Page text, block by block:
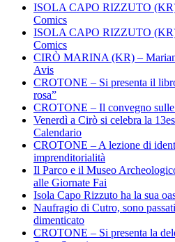
ISOLA CAPO RIZZUTO (KR)
Comics
ISOLA CAPO RIZZUTO (KR)
Comics
CIRÒ MARINA (KR) –
Avis
CROTONE – Si presenta il
rosa”
CROTONE – Il convegno
Venerdì a Cirò si celebra la
Calendario
CROTONE – A lezione di
imprenditorialità
Il Parco e il Museo
alle Giornate Fai
Isola Capo Rizzuto ha la sua
Naufragio di Cutro, sono
dimenticato
CROTONE – Si presenta la